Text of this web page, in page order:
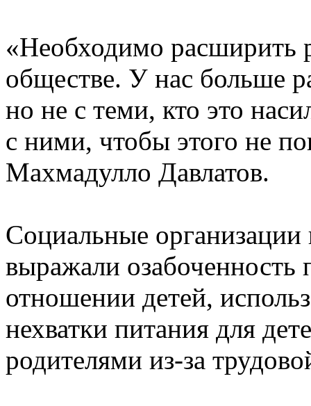
«Необходимо расширить
обществе. У нас больше
но не с теми, кто это
с ними, чтобы этого не
Махмадулло Давлатов.
Социальные организации
выражали озабоченность
отношении детей,
нехватки питания для
родителями из-за